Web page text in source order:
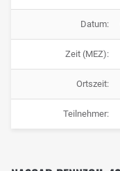
Datum:
Zeit (MEZ):
Ortszeit:
Teilnehmer: